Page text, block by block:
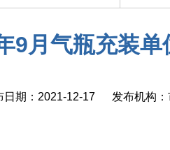
9月气瓶充装单
日期：2021-12-17 发布机构：